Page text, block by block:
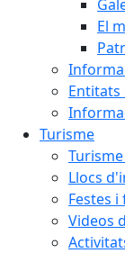
El
Entitats
Turisme
Llocs
Festes i
Videos